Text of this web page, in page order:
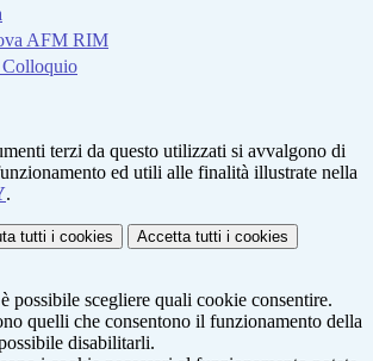
AFM RIM
terzi da questo utilizzati si avvalgono di
ed utili alle finalità illustrate nella
.
tutti i cookies Accetta tutti i cookies
possibile scegliere quali cookie consentire.
quelli che consentono il funzionamento della
disabilitarli.